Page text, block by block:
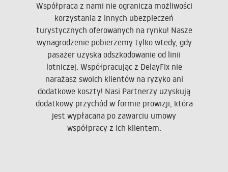
Współpraca z nami nie ogranicza możliwości
korzystania z innych ubezpieczeń
turystycznych oferowanych na rynku! Nasze
wynagrodzenie pobierzemy tylko wtedy, gdy
pasażer uzyska odszkodowanie od linii
lotniczej. Współpracując z DelayFix nie
narażasz swoich klientów na ryzyko ani
dodatkowe koszty! Nasi Partnerzy uzyskują
dodatkowy przychód w formie prowizji, która
jest wypłacana po zawarciu umowy
współpracy z ich klientem.